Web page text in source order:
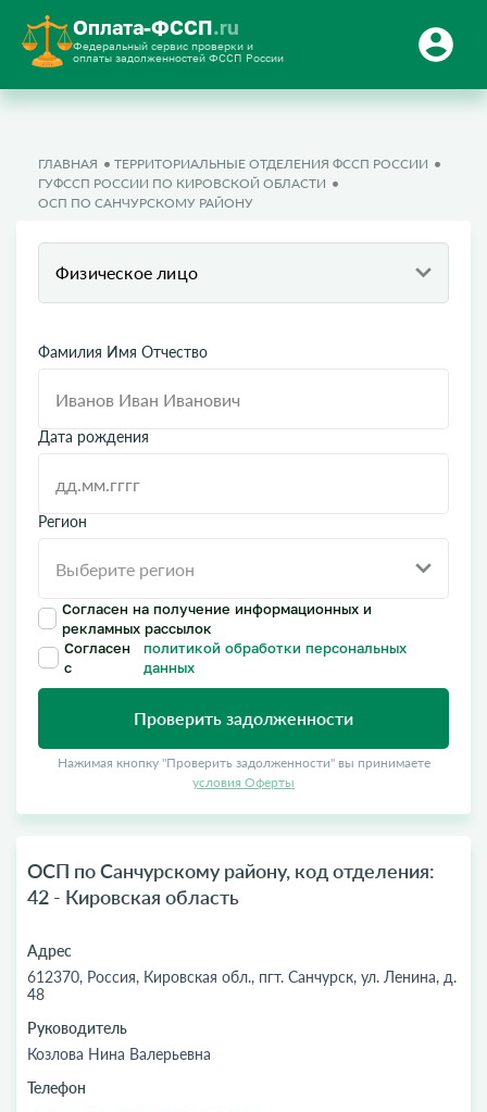
Оплата-ФССП.ru
Федеральный сервис проверки и
оплаты задолженностей ФССП России
ГЛАВНАЯ
ТЕРРИТОРИАЛЬНЫЕ ОТДЕЛЕНИЯ ФССП РОССИИ
ГУФССП РОССИИ ПО КИРОВСКОЙ ОБЛАСТИ
ОСП ПО САНЧУРСКОМУ РАЙОНУ
Физическое лицо
Фамилия Имя Отчество
Дата рождения
Регион
Согласен на получение информационных и
рекламных рассылок
Согласен
с
политикой обработки персональных
данных
Проверить задолженности
Нажимая кнопку "Проверить задолженности" вы принимаете
условия Оферты
ОСП по Санчурскому району, код отделения:
42 - Кировская область
Адрес
612370, Россия, Кировская обл., пгт. Санчурск, ул. Ленина, д.
48
Руководитель
Козлова Нина Валерьевна
Телефон